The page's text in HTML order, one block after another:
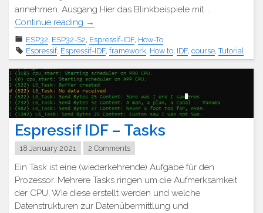
annehmen. Ausgang Hier das Blinkbeispiele mit …
Continue reading "Espressif
IDF
–
GPIOs"
→
ESP32 ESP32-S2 Espressif-IDF How-To
Espressif, Espressif-IDF framework How to IDF course ,Tutorial
Espressif IDF – Tasks
18 January 2021 2 Comments
Ein Task ist eine (wiederkehrende) Aufgabe für den
Prozessor. Mehrere Tasks ringen um die Aufmerksamkeit
der CPU. Wie diese erstellt werden und welche
Datenstrukturen zur Datenübermittlung und